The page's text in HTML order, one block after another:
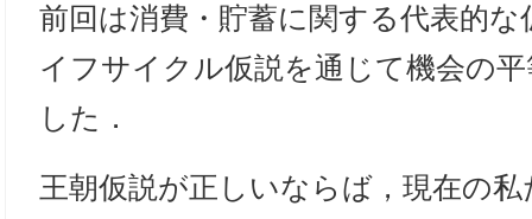
前回は消費・貯蓄に関する代表的
イフサイクル仮説を通じて機会の
した．
王朝仮説が正しいならば，現在の